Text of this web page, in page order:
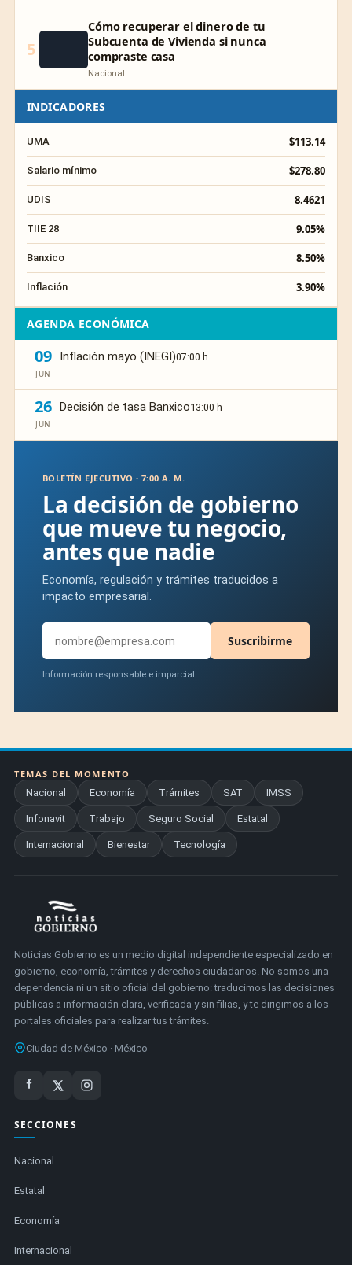
5
Cómo recuperar el dinero de tu
Subcuenta de Vivienda si nunca
compraste casa
Nacional
INDICADORES
UMA $113.14
Salario mínimo $278.80
UDIS 8.4621
TIIE 28 9.05%
Banxico 8.50%
Inflación 3.90%
AGENDA ECONÓMICA
09
JUN
Inflación mayo (INEGI)07:00 h
26
JUN
Decisión de tasa Banxico13:00 h
BOLETÍN EJECUTIVO · 7:00 A. M.
La decisión de gobierno
que mueve tu negocio,
antes que nadie
Economía, regulación y trámites traducidos a
impacto empresarial.
Suscribirme
Información responsable e imparcial.
TEMAS DEL MOMENTO
Nacional
Economía Trámites SAT IMSS
Infonavit Trabajo Seguro Social Estatal
Internacional Bienestar Tecnología
Noticias Gobierno es un medio digital independiente especializado en
gobierno, economía, trámites y derechos ciudadanos. No somos una
dependencia ni un sitio oficial del gobierno: traducimos las decisiones
públicas a información clara, verificada y sin filias, y te dirigimos a los
portales oficiales para realizar tus trámites.
Ciudad de México · México
SECCIONES
Nacional
Estatal
Economía
Internacional